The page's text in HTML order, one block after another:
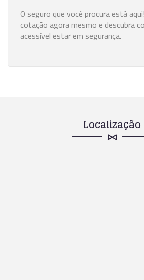
O seguro que você procura está
cotação agora mesmo e descubra
acessível estar em segurança.
Localização